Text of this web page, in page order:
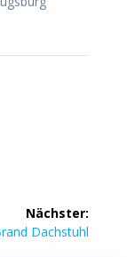
Nächster:
Dachstuhl